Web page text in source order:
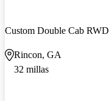
Custom Double Cab RWD
Rincon, GA
32 millas